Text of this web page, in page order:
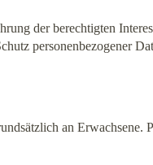
der berechtigten
personenbezogener
an Erwachsene.